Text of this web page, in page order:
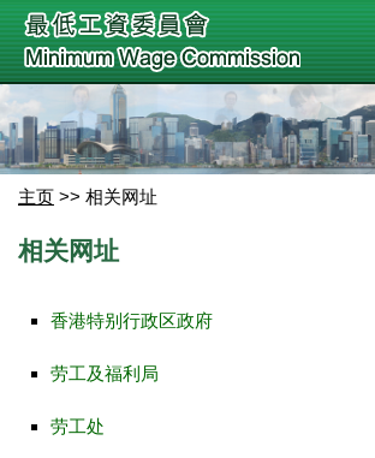
主页 >> 相关网址
相关网址
香港特别行政区政府
劳工及福利局
劳工处